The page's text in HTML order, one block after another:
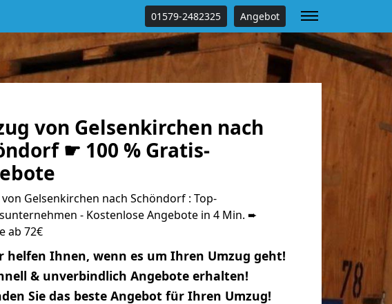
01579-2482325 Angebot
von Gelsenkirchen nach
☛ 100 % Gratis-
Gelsenkirchen nach Schöndorf : Top-
- Kostenlose Angebote in 4 Min. ➨
ab 72€
helfen Ihnen, wenn es um Ihren Umzug geht!
& unverbindlich Angebote erhalten!
Sie das beste Angebot für Ihren Umzug!